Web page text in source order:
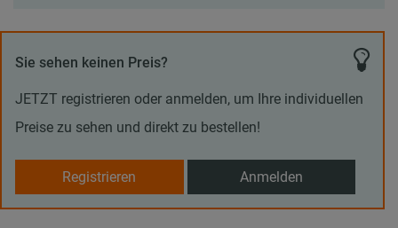
Sie sehen keinen Preis?
JETZT registrieren oder anmelden, um Ihre individuellen
Preise zu sehen und direkt zu bestellen!
Registrieren Anmelden